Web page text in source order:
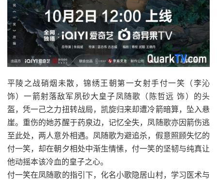
平陵之战硝烟未散，锦绣王朝第一女射手付一笑（李沁
饰）一箭射落敌军夙砂大皇子凤随歌（陈哲远 饰）的头
盔，凭一己之力扭转战局，凯旋归来却遭冷箭暗算，坠入悬
崖。重伤的她苏醒于药泉边，记忆全失，凤随歌亦因箭伤逃
至此处，两人意外相遇。凤随歌为避追杀，假意照顾失忆的
付一笑，却在朝夕相处中渐生情愫，付一笑的坚韧与纯真让
他动摇本该冷血的皇子之心。
付一笑在凤随歌的指引下，化名小歌隐居山村，学习医术与